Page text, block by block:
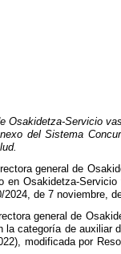
Osakidetza-Servicio
del Sistema
general de
Osakidetza-
de 7 noviembre,
general de
categoría de
modificada por